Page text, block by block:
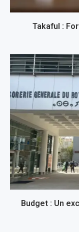
Takaful :
Budget : Un